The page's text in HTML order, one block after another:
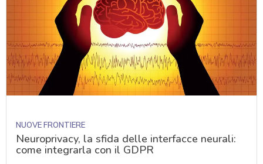
NUOVE FRONTIERE
Neuroprivacy, la sfida delle interfacce neurali:
come integrarla con il GDPR